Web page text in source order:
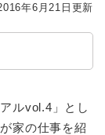
年6月21日更新
ルvol.4」とし
家の仕事を紹